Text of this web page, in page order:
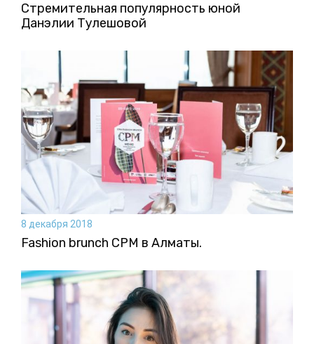
Стремительная популярность юной
Данэлии Тулешовой
8 декабря 2018
Fashion brunch CPM в Алматы.